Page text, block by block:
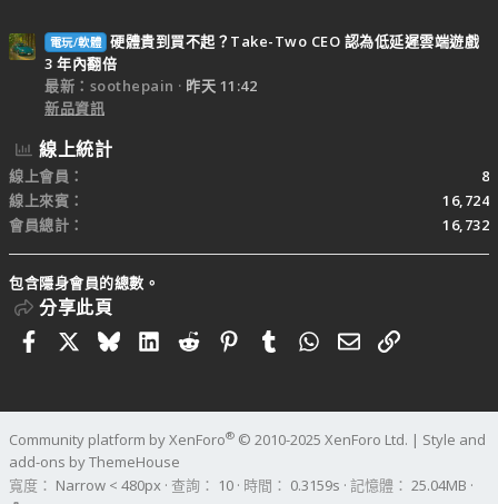
電玩/軟體 硬體貴到買不起？Take-Two CEO 認為低延遲雲端遊戲
3 年內翻倍
最新：soothepain
昨天 11:42
新品資訊
線上統計
線上會員
8
線上來賓
16,724
會員總計
16,732
包含隱身會員的總數。
分享此頁
FacebookBlueskyLinkedIn
RedditPinterestTumblrWhatsApp
電子郵件
連結
Community platform by XenForo® © 2010-2025 XenForo Ltd. | Style and
add-ons by ThemeHouse
寬度
查詢 10 時間 0.3159s 記憶體 25.04MB